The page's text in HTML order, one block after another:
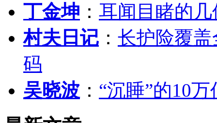
丁金坤 ： 耳闻目睹的
村夫日记 ： 长护险覆
码
吴晓波 ： “沉睡”的10